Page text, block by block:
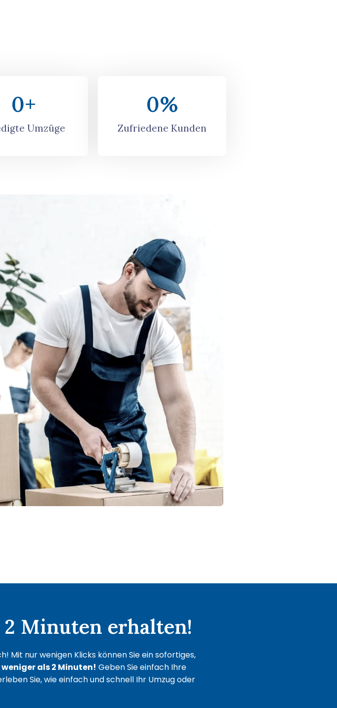
Umzüge
0+
Zufriedene Kunden
0%
2 Minuten erhalten!
Mit nur wenigen Klicks können Sie ein sofortiges,
weniger als 2 Minuten! Geben Sie einfach Ihre
Sie, wie einfach und schnell Ihr Umzug oder